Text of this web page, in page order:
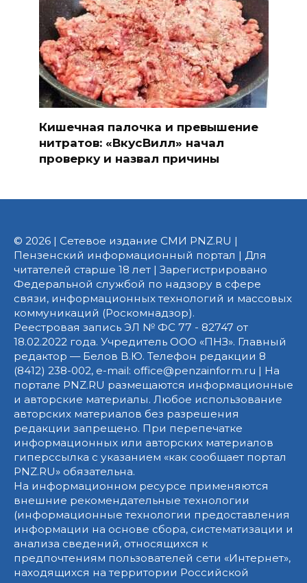
Кишечная палочка и превышение
нитратов: «ВкусВилл» начал
проверку и назвал причины
© 2026 | Сетевое издание СМИ PNZ.RU |
Пензенский информационный портал | Для
читателей старше 18 лет | Зарегистрировано
Федеральной службой по надзору в сфере
связи, информационных технологий и массовых
коммуникаций (Роскомнадзор).
Реестровая запись ЭЛ № ФС 77 - 82747 от
18.02.2022 года. Учредитель ООО «ПНЗ». Главный
редактор — Белов В.Ю. Телефон редакции 8
(8412) 238-002, e-mail: office@penzainform.ru | На
портале PNZ.RU размещаются информационные
и авторские материалы. Любое использование
авторских материалов без разрешения
редакции запрещено. При перепечатке
информационных или авторских материалов
гиперссылка с указанием «как сообщает портал
PNZ.RU» обязательна.
На информационном ресурсе применяются
внешние рекомендательные технологии
(информационные технологии предоставления
информации на основе сбора, систематизации и
анализа сведений, относящихся к
предпочтениям пользователей сети «Интернет»,
находящихся на территории Российской